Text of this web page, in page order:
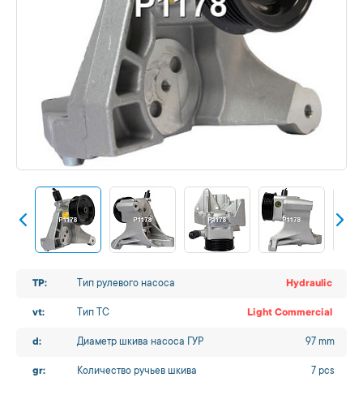
TP: Тип рулевого насоса Hydraulic
vt: Тип ТС Light Commercial
d: Диаметр шкива насоса ГУР 97 mm
gr: Количество ручьев шкива 7 pcs